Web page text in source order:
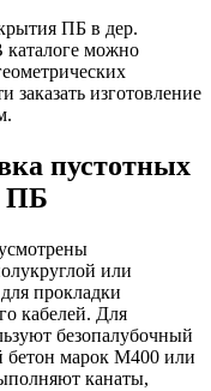
ПБ в дер.
можно
заказать изготовление
пустотных
ПБ
или
прокладки
кабелей. Для
безопалубочный
бетон марок М400 или
канаты,